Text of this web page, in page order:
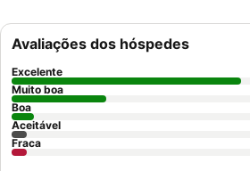
Avaliações dos hóspedes
Excelente
Muito boa
Boa
Aceitável
Fraca